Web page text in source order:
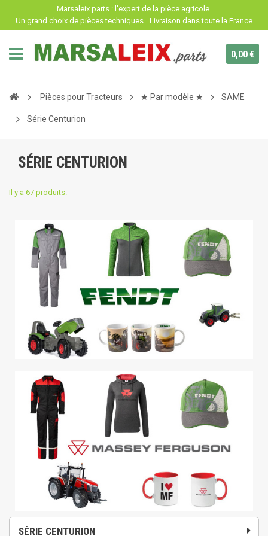
Marsaleix.parts : l'expert de la pièce agricole.
Un grand choix de pièces techniques. Livraison dans toute la France
0,00 €
Pièces pour Tracteurs ★ Par modèle ★ SAME
Série Centurion
SÉRIE CENTURION
Il y a 67 produits.
SÉRIE CENTURION
Panneau de gestion des cookies